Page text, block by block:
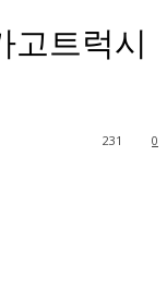
고트럭시
0
231